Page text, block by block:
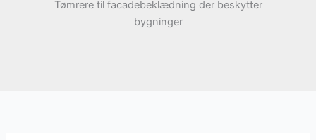
Tømrere til facadebeklædning der beskytter
bygninger